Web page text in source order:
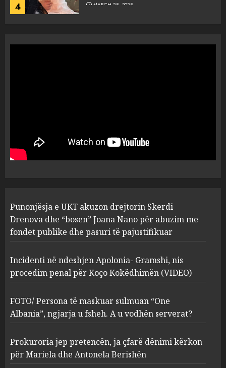
4 MARCH 25, 2025
1
“bosen” Joana Nano për
abuzim me fondet publike dhe
pasuri të pajustifikuar
2
Apolonia- Gramshi, nis
procedim penal për Koço
Kokëdhimën (VIDEO)
MARCH 27, 2025
3
FOTO/ Persona të maskuar
sulmuan “One Albania”,
ngjarja u fsheh. A u vodhën
serverat?
Prokuroria jep pretencën, ja
çfarë dënimi kërkon për
Punonjësja e UKT akuzon drejtorin Skerdi
Drenova dhe “bosen” Joana Nano për abuzim me
fondet publike dhe pasuri të pajustifikuar
Incidenti në ndeshjen Apolonia- Gramshi, nis
procedim penal për Koço Kokëdhimën (VIDEO)
FOTO/ Persona të maskuar sulmuan “One
Albania”, ngjarja u fsheh. A u vodhën serverat?
Prokuroria jep pretencën, ja çfarë dënimi kërkon
për Mariela dhe Antonela Berishën